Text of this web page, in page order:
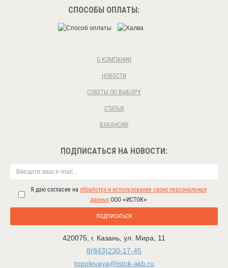
СПОСОБЫ ОПЛАТЫ:
О КОМПАНИИ
НОВОСТИ
СОВЕТЫ ПО ВЫБОРУ
СТАТЬИ
ВАКАНСИИ
ПОДПИСАТЬСЯ НА НОВОСТИ:
Я даю согласие на обработку и использование своих персональных
данныхООО «ИСТОК»
ПОДПИСАТЬСЯ
420075 г. Казань ул. Мира, 11
8(843)230-17-45
topolevaya@istok-akb.ru